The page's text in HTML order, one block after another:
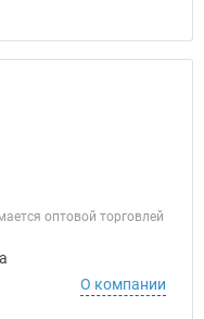
оптовой торговлей
О компании